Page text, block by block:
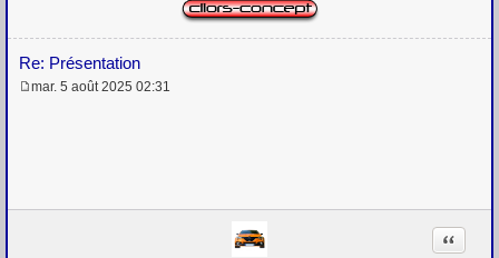
Re: Présentation
mar. 5 août 2025 02:31
Citation